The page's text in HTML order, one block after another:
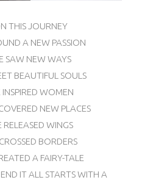
THIS JOURNEY
A NEW PASSION
SAW NEW WAYS
BEAUTIFUL SOULS
INSPIRED WOMEN
NEW PLACES
RELEASED WINGS
BORDERS
A FAIRY-TALE
IT ALL STARTS WITH A